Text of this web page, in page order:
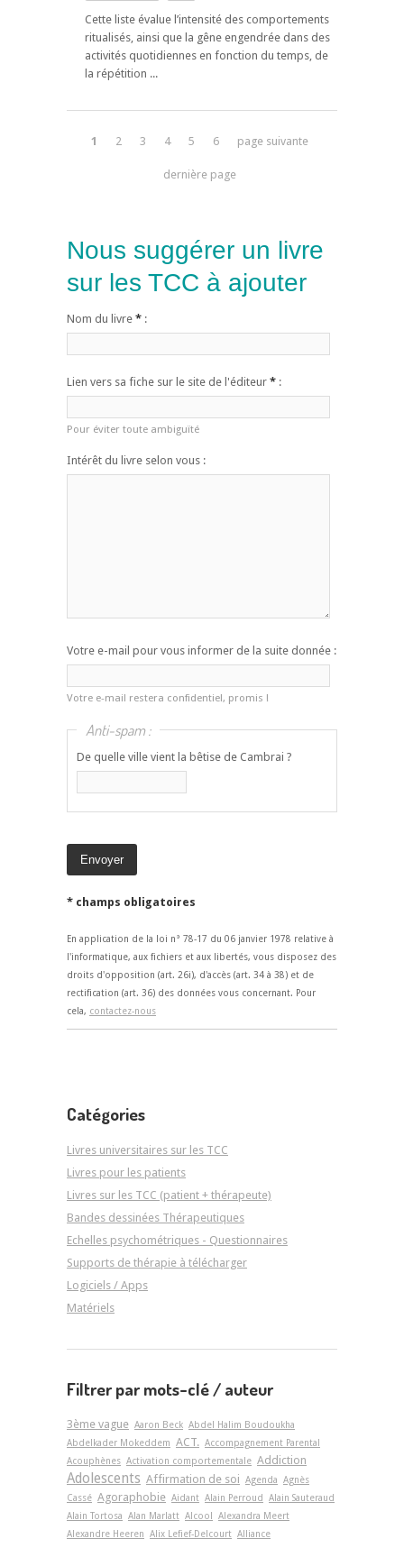
Cette liste évalue l’intensité des comportements
ritualisés, ainsi que la gêne engendrée dans des
activités quotidiennes en fonction du temps, de
la répétition ...
1 2 3 4 5 6 page suivante
dernière page
Nous suggérer un livre
sur les TCC à ajouter
Nom du livre * :
Lien vers sa fiche sur le site de l'éditeur * :
Pour éviter toute ambiguïté
Intérêt du livre selon vous :
Votre e-mail pour vous informer de la suite donnée :
Votre e-mail restera confidentiel, promis !
Anti-spam :
De quelle ville vient la bêtise de Cambrai ?
* champs obligatoires
En application de la loi n° 78-17 du 06 janvier 1978 relative à
l'informatique, aux fichiers et aux libertés, vous disposez des
droits d'opposition (art. 26i), d'accès (art. 34 à 38) et de
rectification (art. 36) des données vous concernant. Pour
cela, contactez-nous
Catégories
Livres universitaires sur les TCC
Livres pour les patients
Livres sur les TCC (patient + thérapeute)
Bandes dessinées Thérapeutiques
Echelles psychométriques - Questionnaires
Supports de thérapie à télécharger
Logiciels / Apps
Matériels
Filtrer par mots-clé / auteur
3ème vague Aaron Beck Abdel Halim Boudoukha
Abdelkader Mokeddem ACT. Accompagnement Parental
Acouphènes Activation comportementale Addiction
Adolescents Affirmation de soi Agenda Agnès
Cassé Agoraphobie Aidant Alain Perroud Alain Sauteraud
Alain Tortosa Alan Marlatt Alcool Alexandra Meert
Alexandre Heeren Alix Lefief-Delcourt Alliance